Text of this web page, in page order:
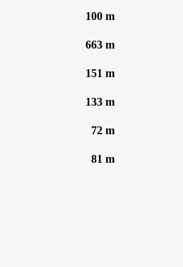
100 m
663 m
151 m
133 m
72 m
81 m